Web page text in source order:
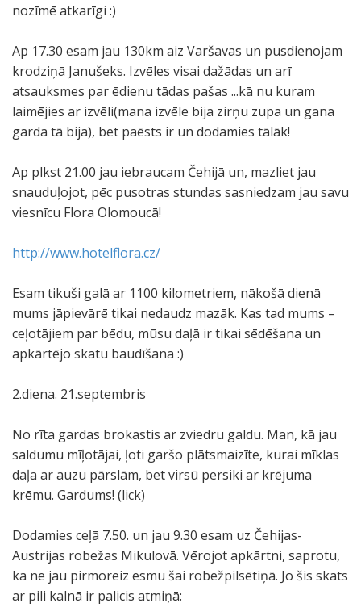
nozīmē atkarīgi :)
Ap 17.30 esam jau 130km aiz Varšavas un pusdienojam
krodziņā Janušeks. Izvēles visai dažādas un arī
atsauksmes par ēdienu tādas pašas ...kā nu kuram
laimējies ar izvēli(mana izvēle bija zirņu zupa un gana
garda tā bija), bet paēsts ir un dodamies tālāk!
Ap plkst 21.00 jau iebraucam Čehijā un, mazliet jau
snauduļojot, pēc pusotras stundas sasniedzam jau savu
viesnīcu Flora Olomoucā!
http://www.hotelflora.cz/
Esam tikuši galā ar 1100 kilometriem, nākošā dienā
mums jāpievārē tikai nedaudz mazāk. Kas tad mums –
ceļotājiem par bēdu, mūsu daļā ir tikai sēdēšana un
apkārtējo skatu baudīšana :)
2.diena. 21.septembris
No rīta gardas brokastis ar zviedru galdu. Man, kā jau
saldumu mīļotājai, ļoti garšo plātsmaizīte, kurai mīklas
daļa ar auzu pārslām, bet virsū persiki ar krējuma
krēmu. Gardums! (lick)
Dodamies ceļā 7.50. un jau 9.30 esam uz Čehijas-
Austrijas robežas Mikulovā. Vērojot apkārtni, saprotu,
ka ne jau pirmoreiz esmu šai robežpilsētiņā. Jo šis skats
ar pili kalnā ir palicis atmiņā: